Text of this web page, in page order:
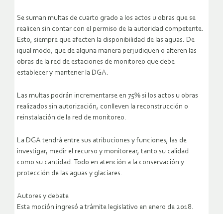
Se suman multas de cuarto grado a los actos u obras que se
realicen sin contar con el permiso de la autoridad competente.
Esto, siempre que afecten la disponibilidad de las aguas. De
igual modo, que de alguna manera perjudiquen o alteren las
obras de la red de estaciones de monitoreo que debe
establecer y mantener la DGA.
Las multas podrán incrementarse en 75% si los actos u obras
realizados sin autorización, conlleven la reconstrucción o
reinstalación de la red de monitoreo.
La DGA tendrá entre sus atribuciones y funciones, las de
investigar, medir el recurso y monitorear, tanto su calidad
como su cantidad. Todo en atención a la conservación y
protección de las aguas y glaciares.
Autores y debate
Esta moción ingresó a trámite legislativo en enero de 2018.